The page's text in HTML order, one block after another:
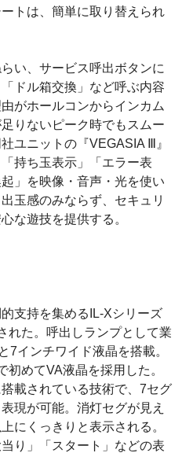
トは、簡単に取り替えられ
い、サービス呼出ボタンに
ドル箱交換」など呼ぶ内容
がホールコンからインカム
りないピーク時でもスムー
ユニットの『VEGASIA Ⅲ』
持ち玉表示」「エラー表
」を映像・音声・光を使い
玉感のみならず、セキュリ
な遊技を提供する。
支持を集めるIL‐Xシリーズ
れた。呼出しランプとして業
7インチワイド液晶を搭載。
めてVA液晶を採用した。
載されている技術で、7セグ
現が可能。消灯セグが見え
にくっきりと表示される。
り」「スタート」などの表